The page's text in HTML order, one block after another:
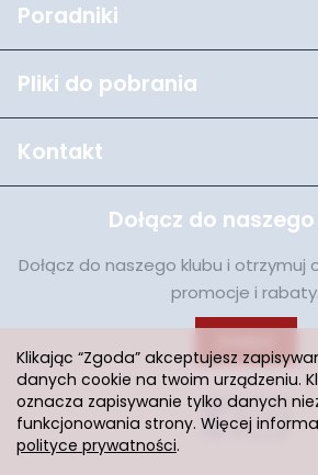
Poradniki
Pliki do pobrania
Kontakt
Dołącz do
Dołącz do naszego klubu i otrzymuj
promocje i rabaty.
Klikając “Zgoda” akceptujesz
danych cookie na twoim urządzeniu.
oznacza zapisywanie tylko danych
funkcjonowania strony. Więcej
polityce prywatności.